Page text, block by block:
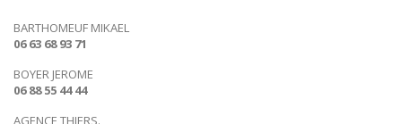
BARTHOMEUF MIKAEL
06 63 68 93 71
BOYER JEROME
06 88 55 44 44
AGENCE THIERS.